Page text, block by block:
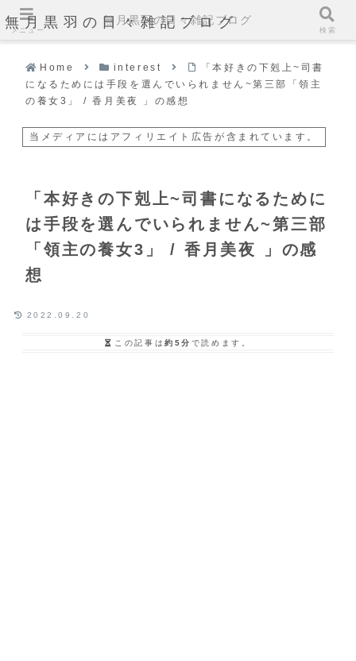
無月黒羽の日々雑記ブログ
Home interest
「本好きの下剋上~司書
になるためには手段を選んでいられません~第三部「領主
の養女3」 / 香月美夜 」の感想
当メディアにはアフィリエイト広告が含まれています。
「本好きの下剋上~司書になるために
は手段を選んでいられません~第三部
「領主の養女3」 / 香月美夜 」の感
想
2022.09.20
この記事は約5分 で読めます。
メニュー
無月黒羽の日々雑記ブログ
検索